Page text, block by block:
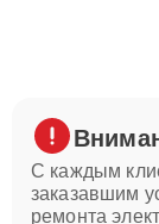
С каждым
заказавшим
ремонта